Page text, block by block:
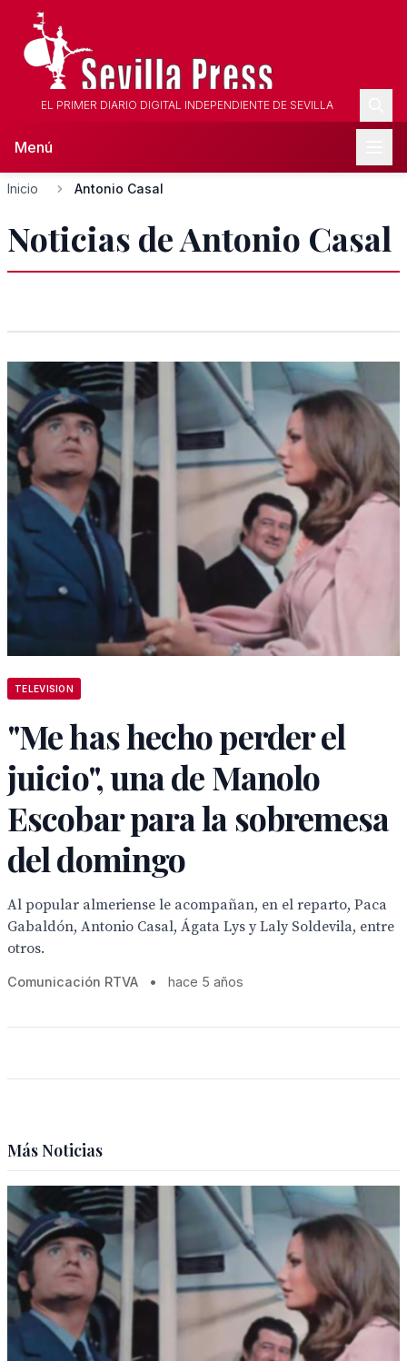
EL PRIMER DIARIO DIGITAL INDEPENDIENTE DE SEVILLA
Menú
Inicio Antonio Casal
Noticias de Antonio Casal
TELEVISION
"Me has hecho perder el
juicio", una de Manolo
Escobar para la sobremesa
del domingo
Al popular almeriense le acompañan, en el reparto, Paca
Gabaldón, Antonio Casal, Ágata Lys y Laly Soldevila, entre
otros.
Comunicación RTVA • hace 5 años
Más Noticias